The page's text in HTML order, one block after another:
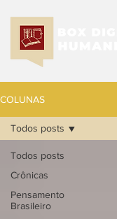
COLUNAS
Todos posts
Crônicas
Pensamento
Brasileiro
Todos posts